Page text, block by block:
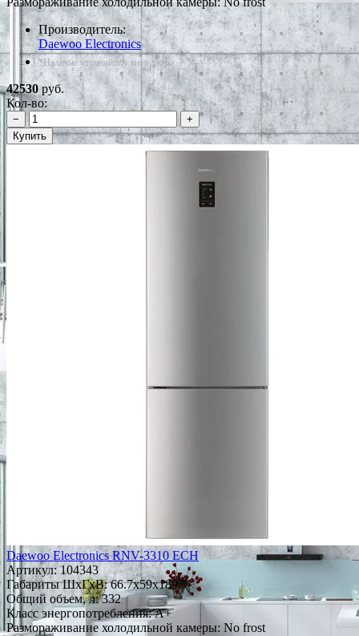
Производитель:
Daewoo Electronics
*Наличие уточняйте у менеджера
42530руб.
Кол-во:
−
+
Купить
Daewoo Electronics RNV-3310 ECH
Артикул:104343
Габариты ШxГxВ: 66.7x59x189.7
Общий объем, л: 332
Класс энергопотребления: A+
Размораживание холодильной камеры: No frost